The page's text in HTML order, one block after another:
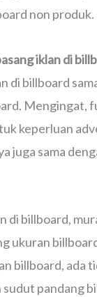
non produk.
iklan di
di billboard
Mengingat,
keperluan
juga sama
di billboard,
ukuran
billboard, ada
sudut pandang